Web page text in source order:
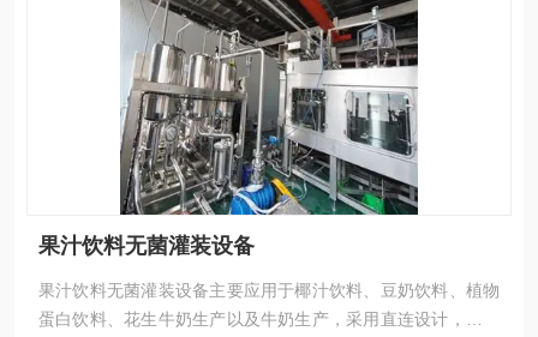
果汁饮料无菌灌装设备
果汁饮料无菌灌装设备主要应用于椰汁饮料、豆奶饮料、植物
蛋白饮料、花生牛奶生产以及牛奶生产，采用直连设计，瓶子